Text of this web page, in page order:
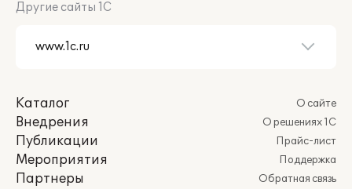
Другие сайты 1С
Каталог
Внедрения
Публикации
Мероприятия
Партнеры
О сайте
О решениях 1С
Прайс-лист
Поддержка
Обратная связь